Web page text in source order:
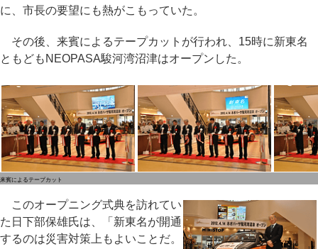
に、市長の要望にも熱がこもっていた。
その後、来賓によるテープカットが行われ、15時に新東名
ともどもNEOPASA駿河湾沼津はオープンした。
来賓によるテープカット
このオープニング式典を訪れてい
た日下部保雄氏は、「新東名が開通
するのは災害対策上もよいことだ。